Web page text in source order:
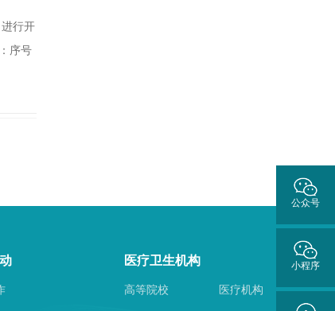
行开
序号
医疗卫生机构
高等院校 医疗机构
公众号
小程序